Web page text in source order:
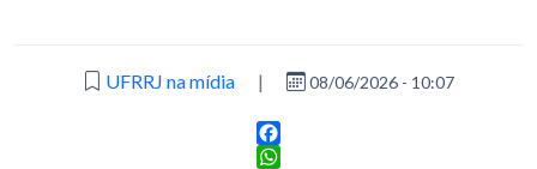
UFRRJ na mídia | 08/06/2026 - 10:07
Facebook